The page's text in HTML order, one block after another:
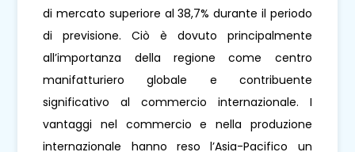
di mercato superiore al 38,7% durante il periodo
di previsione. Ciò è dovuto principalmente
all’importanza della regione come centro
manifatturiero globale e contribuente
significativo al commercio internazionale. I
vantaggi nel commercio e nella produzione
internazionale hanno reso l’Asia-Pacifico un